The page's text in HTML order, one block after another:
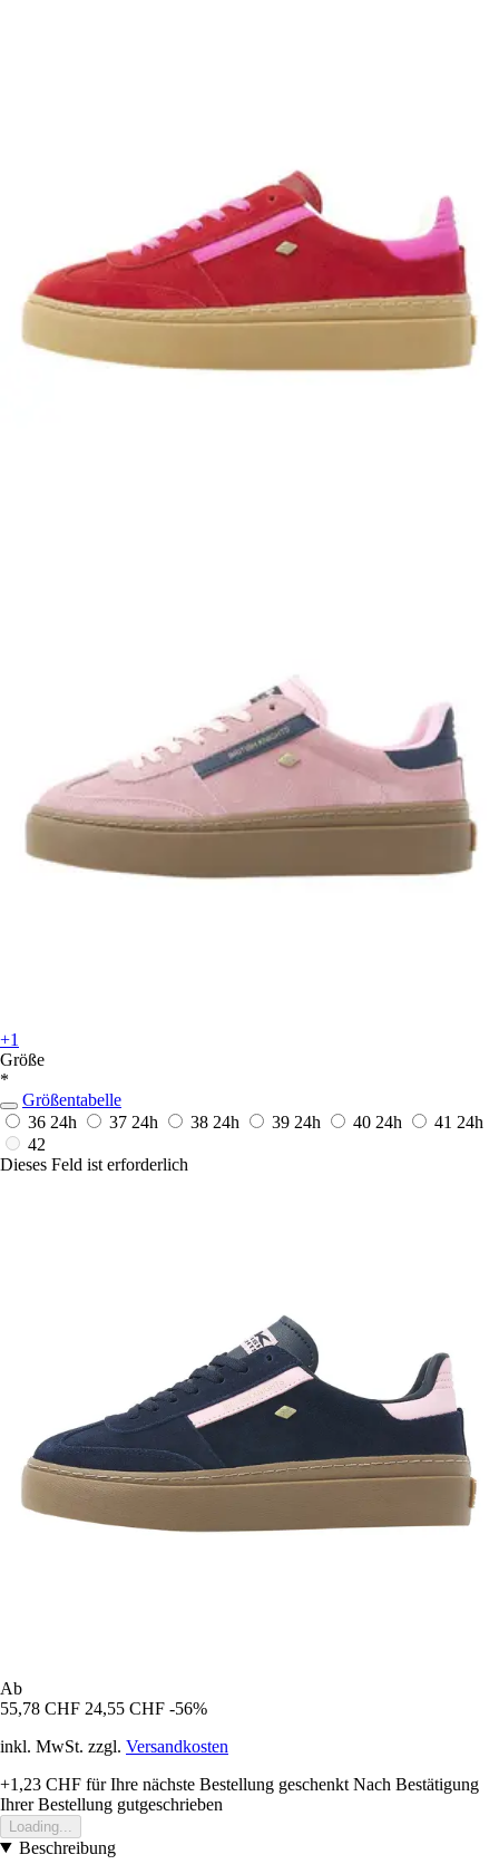
+1
Größe
*
Größentabelle
36 24h 37 24h 38 24h 39 24h 40 24h 41 24h
42
Dieses Feld ist erforderlich
Ab
55,78 CHF 24,55 CHF -56%
inkl. MwSt. zzgl. Versandkosten
+1,23 CHF für Ihre nächste Bestellung geschenkt Nach Bestätigung
Ihrer Bestellung gutgeschrieben
Loading...
Beschreibung